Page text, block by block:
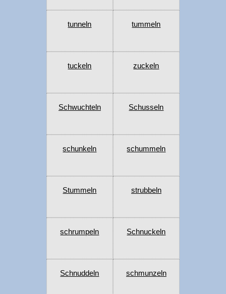
tunneln tummeln
tuckeln zuckeln
Schwuchteln Schusseln
schunkeln schummeln
Stummeln strubbeln
schrumpeln Schnuckeln
Schnuddeln schmunzeln